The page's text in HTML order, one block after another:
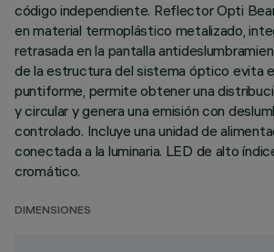
código independiente. Reflector Opti
en material termoplástico metalizado,
retrasada en la pantalla
de la estructura del sistema óptico evita
puntiforme, permite obtener una
y circular y genera una emisión con
controlado. Incluye una unidad de
conectada a la luminaria. LED de alto
cromático.
DIMENSIONES